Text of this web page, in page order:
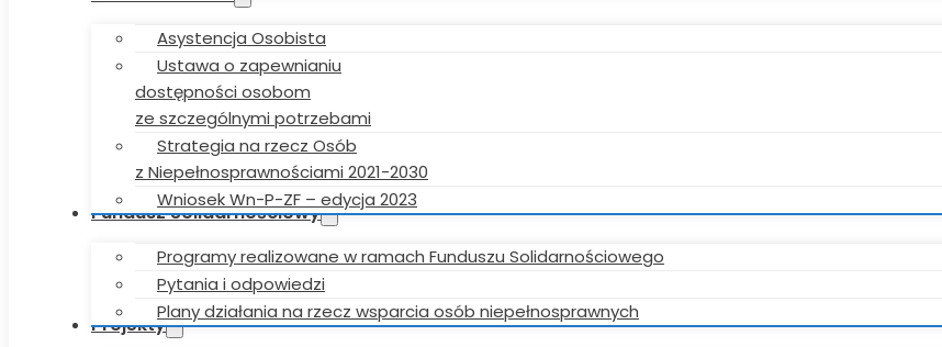
Asystencja Osobista
Ustawa o zapewnianiu
dostępności osobom
ze szczególnymi potrzebami
Strategia na rzecz Osób
z Niepełnosprawnościami 2021-2030
Wniosek Wn-P-ZF – edycja 2023
Fundusz Solidarnościowy
Programy realizowane w ramach Funduszu Solidarnościowego
Pytania i odpowiedzi
Plany działania na rzecz wsparcia osób niepełnosprawnych
Projekty